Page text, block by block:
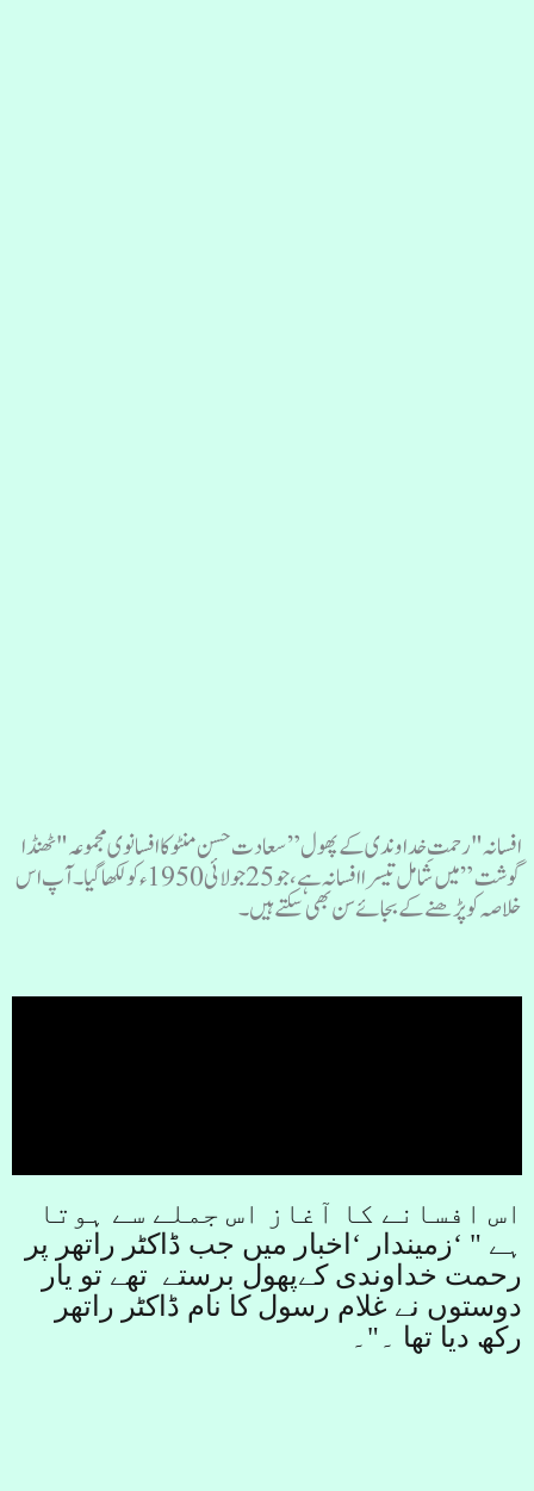
افسانہ "رحمتِ خداوندی کے پھول” سعادت حسن منٹو کا افسانوی مجموعہ "ٹھنڈا
گوشت” میں شامل تیسرا افسانہ ہے، جو 25جولائی 1950ءکو لکھا گیا۔ آپ اس
خلاصہ کو پڑھنے کے بجائے سن بھی سکتے ہیں۔
اس افسانے کا آغاز اس جملے سے ہوتا
ہے " ‘زمیندار ‘اخبار میں جب ڈاکٹر راتھر پر
رحمت خداوندی کےپھول برستے تھے تو یار
دوستوں نے غلام رسول کا نام ڈاکٹر راتھر
رکھ دیا تھا ۔ "۔